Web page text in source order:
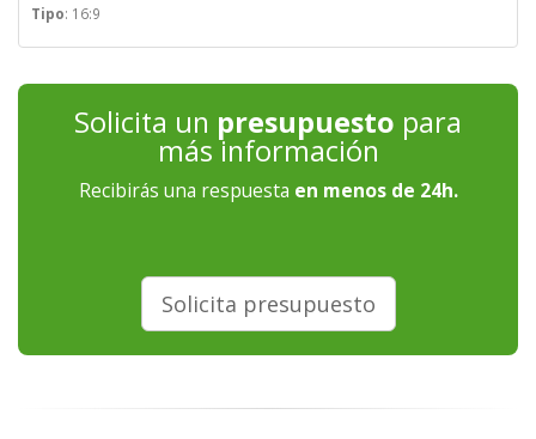
Tipo: 16:9
Solicita un presupuesto para
más información
Recibirás una respuesta en menos de 24h.
Solicita presupuesto